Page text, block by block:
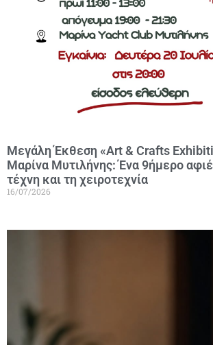
Μεγάλη Έκθεση «Art & Crafts
Μαρίνα Μυτιλήνης: Ένα 9ήμερο
τέχνη και τη χειροτεχνία
16/07/2026